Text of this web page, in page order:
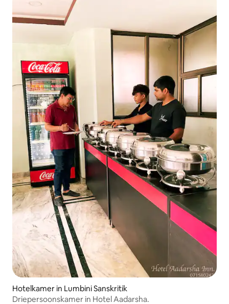
Hotelkamer in Lumbini Sanskritik
Driepersoonskamer in Hotel Aadarsha.